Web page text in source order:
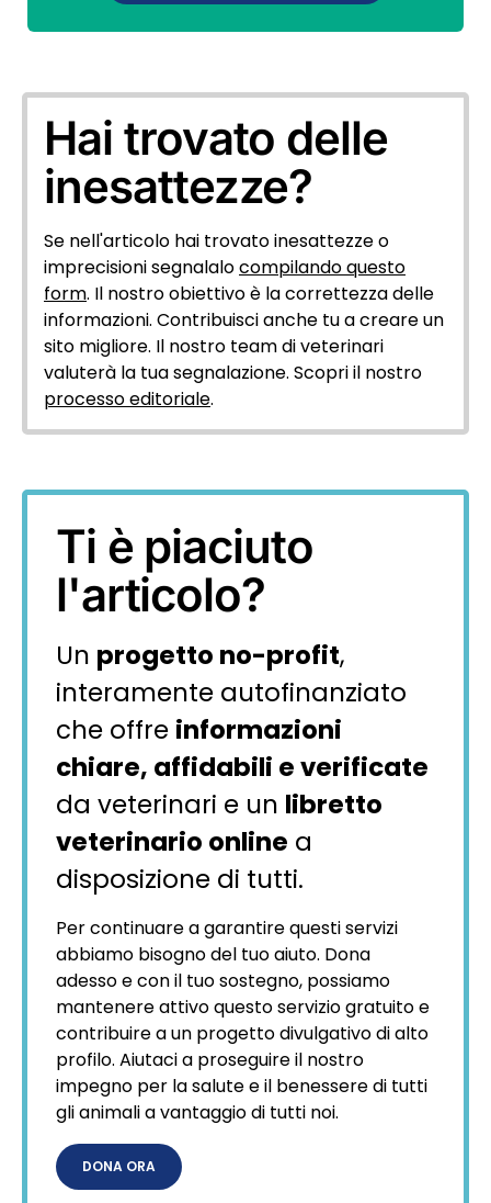
Hai trovato delle
inesattezze?
Se nell'articolo hai trovato inesattezze o
imprecisioni segnalalocompilando questo
form. Il nostro obiettivo è la correttezza delle
informazioni. Contribuisci anche tu a creare un
sito migliore. Il nostro team di veterinari
valuterà la tua segnalazione. Scopri il nostro
processo editoriale.
Ti è piaciuto
l'articolo?
Un progetto no-profit,
interamente autofinanziato
che offre informazioni
chiare, affidabili e verificate
da veterinari e un libretto
veterinario online a
disposizione di tutti.
Per continuare a garantire questi servizi
abbiamo bisogno del tuo aiuto. Dona
adesso e con il tuo sostegno, possiamo
mantenere attivo questo servizio gratuito e
contribuire a un progetto divulgativo di alto
profilo. Aiutaci a proseguire il nostro
impegno per la salute e il benessere di tutti
gli animali a vantaggio di tutti noi.
DONA ORA